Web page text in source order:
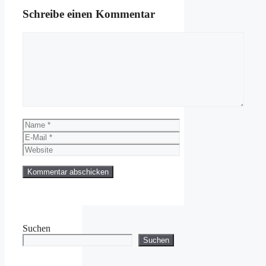
Schreibe einen Kommentar
Name
E-
Mail
Website
Suchen
Suchen